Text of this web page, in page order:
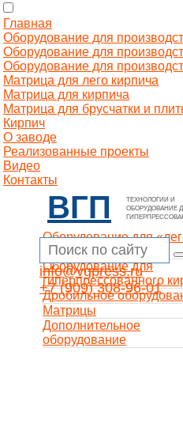
Главная
Оборудование для
Оборудование для
Оборудование для
Матрица для лего кирпича
Матрица для кирпича
Матрица для брусчатки и
Кирпич
О заводе
Реализованные проекты
Видео
Контакты
ВГП
ТЕХНОЛОГИИ И
ОБОРУДОВАНИЕ
info@vgpress.ru
+7 (909) 308-96-01
Оборудование для
кирпича»
Оборудование для
гиперпрессованного
Дробильное
Матрицы
Дополнительное
оборудование